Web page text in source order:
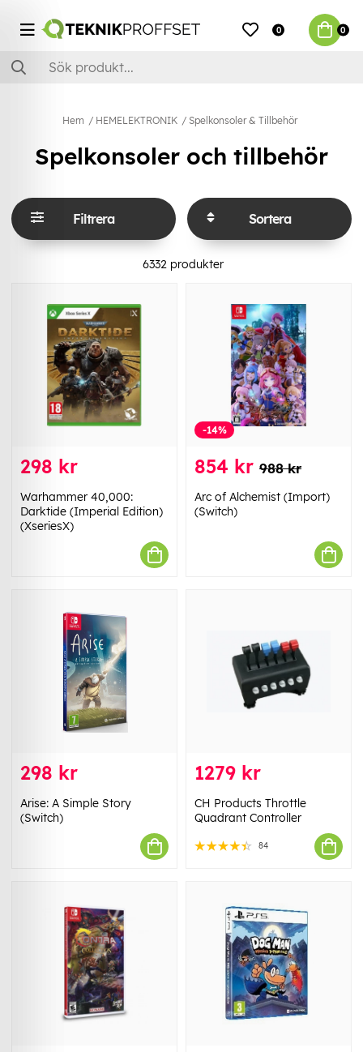
0 0
Hem HEMELEKTRONIK Spelkonsoler & Tillbehör
Spelkonsoler och tillbehör
Filtrera Sortera
6332 produkter
298 kr
Warhammer 40,000:
Darktide (Imperial Edition)
(XseriesX)
-14%
854 kr 988 kr
Arc of Alchemist (Import)
(Switch)
298 kr
Arise: A Simple Story
(Switch)
1279 kr
CH Products Throttle
Quadrant Controller
84